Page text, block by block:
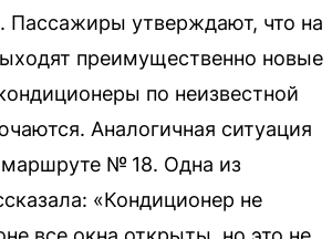
утверждают, что на
преимущественно новые
по неизвестной
Аналогичная ситуация
№ 18. Одна из
«Кондиционер не